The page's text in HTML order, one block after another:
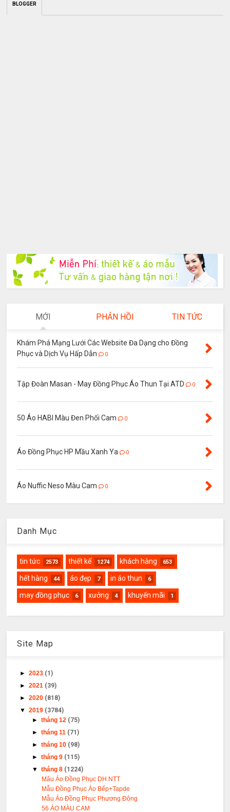
BLOGGER
MỚI PHẢN HỒI TIN TỨC
Khám Phá Mạng Lưới Các Website Đa Dạng cho Đồng
Phục và Dịch Vụ Hấp Dẫn
0
Tập Đoàn Masan - May Đồng Phục Áo Thun Tại ATD 0
50 Áo HABI Màu Đen Phối Cam 0
Áo Đồng Phục HP Mầu Xanh Ya 0
Áo Nuffic Neso Màu Cam 0
Danh Mục
tin tức 2573 thiết kế 1274 khách hàng 653
hết hàng 44 áo đẹp 7 in áo thun 6
may đồng phục 6 xưởng 4 khuyến mãi 1
Site Map
►2023 (1)
►2021 (39)
►2020 (818)
▼2019 (3784)
►tháng 12 (75)
►tháng 11 (71)
►tháng 10 (98)
►tháng 9 (115)
▼tháng 8 (1224)
Mâu Áo Đồng Phục DH NTT
Mẫu Đồng Phục Áo Bếp+Tapde
Mẫu Áo Đồng Phục Phương Đông
56 ÁO MÀU CAM